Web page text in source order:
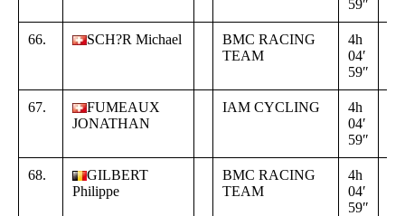
59″
66. SCH?R Michael
BMC RACING
TEAM
4h
04′
59″
67.
FUMEAUX
JONATHAN
IAM CYCLING
4h
04′
59″
68.
GILBERT
Philippe
BMC RACING
TEAM
4h
04′
59″